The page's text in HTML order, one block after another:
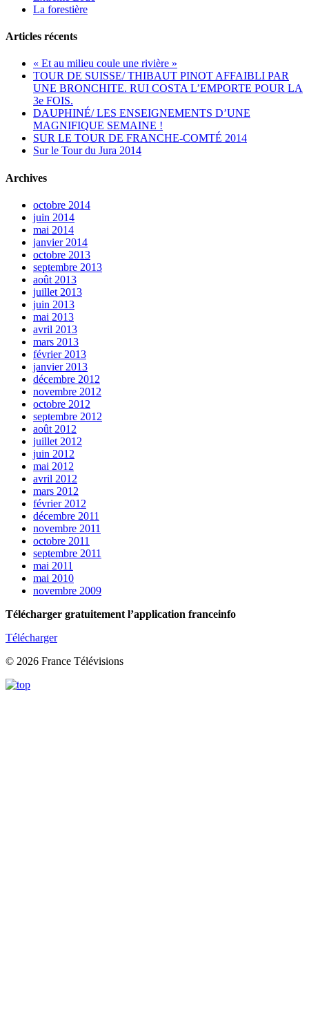
La forestière
Articles récents
« Et au milieu coule une rivière »
TOUR DE SUISSE/ THIBAUT PINOT AFFAIBLI PAR
UNE BRONCHITE. RUI COSTA L’EMPORTE POUR LA
3e FOIS.
DAUPHINÉ/ LES ENSEIGNEMENTS D’UNE
MAGNIFIQUE SEMAINE !
SUR LE TOUR DE FRANCHE-COMTÉ 2014
Sur le Tour du Jura 2014
Archives
octobre 2014
juin 2014
mai 2014
janvier 2014
octobre 2013
septembre 2013
août 2013
juillet 2013
juin 2013
mai 2013
avril 2013
mars 2013
février 2013
janvier 2013
décembre 2012
novembre 2012
octobre 2012
septembre 2012
août 2012
juillet 2012
juin 2012
mai 2012
avril 2012
mars 2012
février 2012
décembre 2011
novembre 2011
octobre 2011
septembre 2011
mai 2011
mai 2010
novembre 2009
Télécharger gratuitement l’application franceinfo
Télécharger
© 2026 France Télévisions